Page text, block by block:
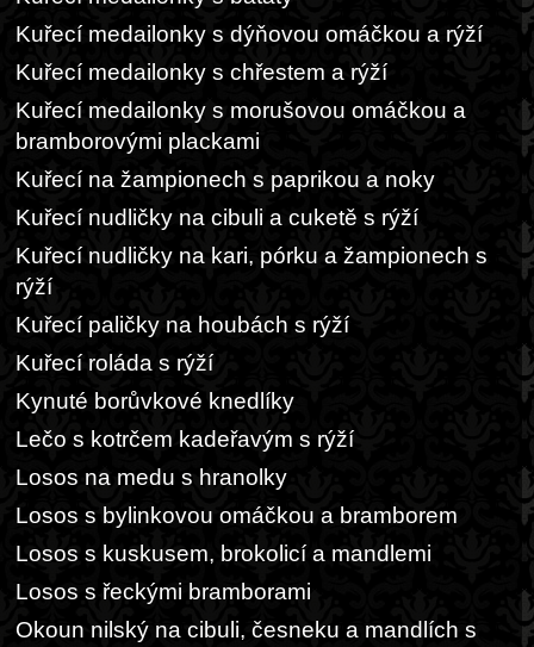
Kuřecí medailonky s dýňovou omáčkou a rýží
Kuřecí medailonky s chřestem a rýží
Kuřecí medailonky s morušovou omáčkou a
bramborovými plackami
Kuřecí na žampionech s paprikou a noky
Kuřecí nudličky na cibuli a cuketě s rýží
Kuřecí nudličky na kari, pórku a žampionech s
rýží
Kuřecí paličky na houbách s rýží
Kuřecí roláda s rýží
Kynuté borůvkové knedlíky
Lečo s kotrčem kadeřavým s rýží
Losos na medu s hranolky
Losos s bylinkovou omáčkou a bramborem
Losos s kuskusem, brokolicí a mandlemi
Losos s řeckými bramborami
Okoun nilský na cibuli, česneku a mandlích s